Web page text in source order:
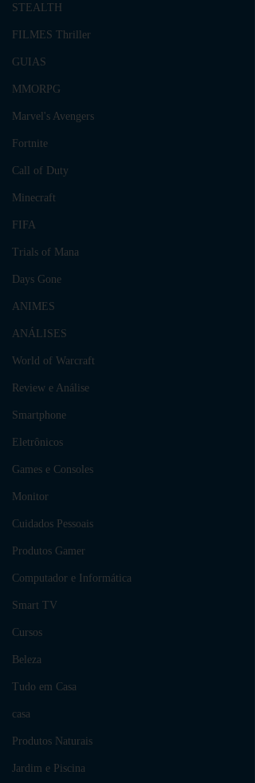
STEALTH
FILMES Thriller
GUIAS
MMORPG
Marvel's Avengers
Fortnite
Call of Duty
Minecraft
FIFA
Trials of Mana
Days Gone
ANIMES
ANÁLISES
World of Warcraft
Review e Análise
Smartphone
Eletrônicos
Games e Consoles
Monitor
Cuidados Pessoais
Produtos Gamer
Computador e Informática
Smart TV
Cursos
Beleza
Tudo em Casa
casa
Produtos Naturais
Jardim e Piscina